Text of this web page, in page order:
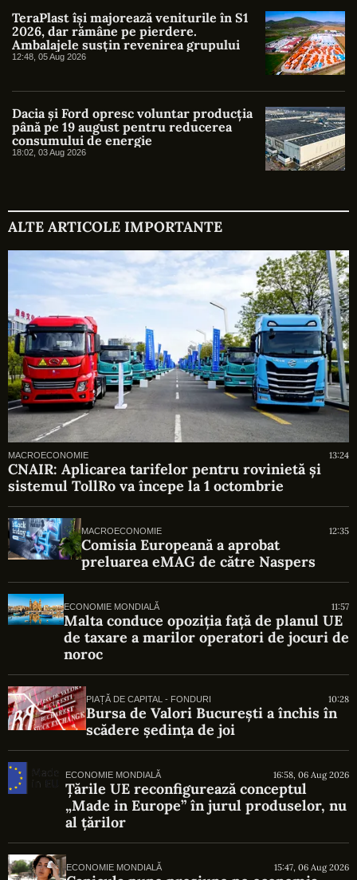
TeraPlast își majorează veniturile în S1
2026, dar rămâne pe pierdere.
Ambalajele susțin revenirea grupului
12:48, 05 Aug 2026
Dacia și Ford opresc voluntar producția
până pe 19 august pentru reducerea
consumului de energie
18:02, 03 Aug 2026
ALTE ARTICOLE IMPORTANTE
MACROECONOMIE 13:24
CNAIR: Aplicarea tarifelor pentru rovinietă și
sistemul TollRo va începe la 1 octombrie
MACROECONOMIE 12:35
Comisia Europeană a aprobat
preluarea eMAG de către Naspers
ECONOMIE MONDIALĂ 11:57
Malta conduce opoziția față de planul UE
de taxare a marilor operatori de jocuri de
noroc
PIAȚĂ DE CAPITAL - FONDURI 10:28
Bursa de Valori București a închis în
scădere ședința de joi
ECONOMIE MONDIALĂ 16:58, 06 Aug 2026
Țările UE reconfigurează conceptul
„Made in Europe” în jurul produselor, nu
al țărilor
ECONOMIE MONDIALĂ 15:47, 06 Aug 2026